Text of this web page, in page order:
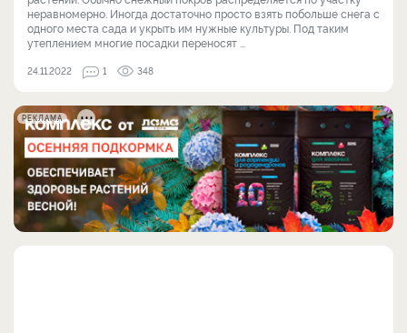
неравномерно. Иногда достаточно просто взять побольше снега с
одного места сада и укрыть им нужные культуры. Под таким
утеплением многие посадки переносят ...
24.11.2022 1 348
РЕКЛАМА